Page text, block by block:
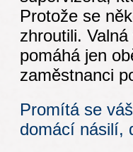
Protože se
zhroutili.
pomáhá jen
zaměstnanci
Promítá se
domácí násilí,